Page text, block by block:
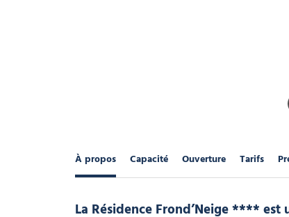
À propos Capacité Ouverture Tarifs
La Résidence Frond’Neige ****